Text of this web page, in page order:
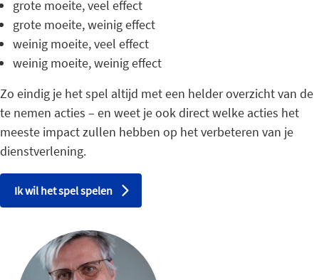
grote moeite, veel effect
grote moeite, weinig effect
weinig moeite, veel effect
weinig moeite, weinig effect
Zo eindig je het spel altijd met een helder overzicht van de
te nemen acties – en weet je ook direct welke acties het
meeste impact zullen hebben op het verbeteren van je
dienstverlening.
Ik wil het spel spelen